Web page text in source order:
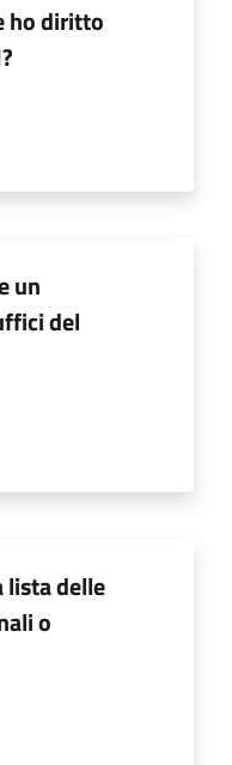
ho diritto
un
del
lista delle
o